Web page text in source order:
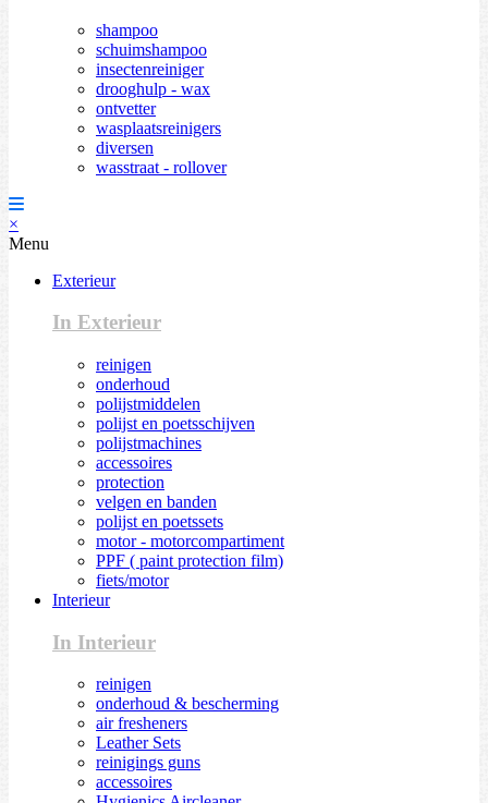
shampoo
schuimshampoo
insectenreiniger
drooghulp - wax
ontvetter
wasplaatsreinigers
diversen
wasstraat - rollover
×
Menu
Exterieur
In Exterieur
reinigen
onderhoud
polijstmiddelen
polijst en poetsschijven
polijstmachines
accessoires
protection
velgen en banden
polijst en poetssets
motor - motorcompartiment
PPF ( paint protection film)
fiets/motor
Interieur
In Interieur
reinigen
onderhoud & bescherming
air fresheners
Leather Sets
reinigings guns
accessoires